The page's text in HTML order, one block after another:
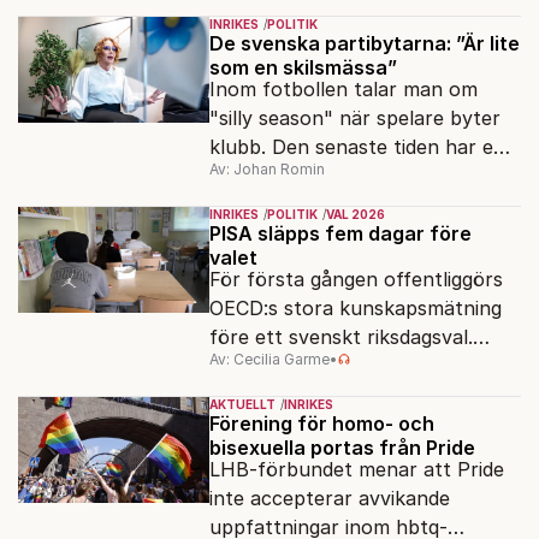
ser sin chans att pressa
Tidösidan.
INRIKES POLITIK
De svenska partibytarna: ”Är lite
som en skilsmässa”
Inom fotbollen talar man om
"silly season" när spelare byter
klubb. Den senaste tiden har en
rad svenska politiker bytt parti –
men varför, och vad skiljer
partiernas interna kulturer åt?
Av: Johan Romin
INRIKES POLITIK VAL 2026
PISA släpps fem dagar före
valet
För första gången offentliggörs
OECD:s stora kunskapsmätning
före ett svenskt riksdagsval.
Resultatet kan ge skolfrågan ny
kraft under valrörelsens sista
dagar.
Av: Cecilia Garme•
AKTUELLT INRIKES
Förening för homo- och
bisexuella portas från Pride
LHB-förbundet menar att Pride
inte accepterar avvikande
uppfattningar inom hbtq-